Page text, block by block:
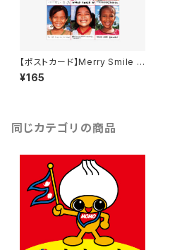
【ポストカード】Merry Smile A
ction
¥165
同じカテゴリの商品